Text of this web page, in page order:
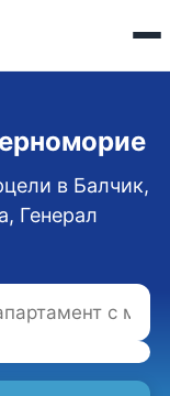
в Балчик,
Генерал